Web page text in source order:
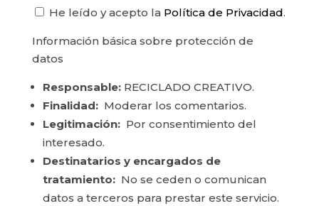
He leído y acepto la Política de Privacidad.
Información básica sobre protección de
datos
Responsable:RECICLADO CREATIVO.
Finalidad:Moderar los comentarios.
Legitimación:Por consentimiento del
interesado.
Destinatarios y encargados de
tratamiento:No se ceden o comunican
datos a terceros para prestar este servicio.